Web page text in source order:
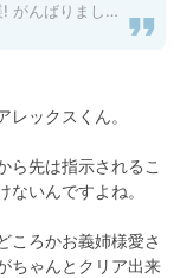
予告作品 | DLsite がるまに
ックスくん。
ら先は指示されるこ
いんですよね。
ころかお義姉様愛さ
ちゃんとクリア出来